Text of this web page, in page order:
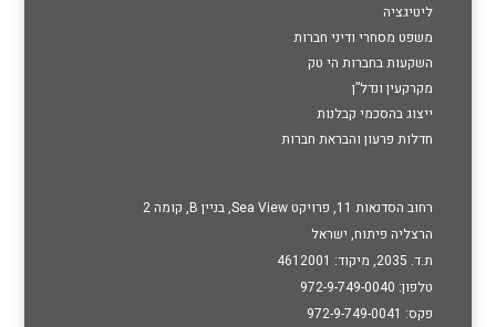
ליטיגציה
משפט מסחרי ודיני חברות
השקעות בחברות הי טק
מקרקעין ונדל”ן
ייצוג בהסכמי קבלנות
חדלות פרעון והבראת חברות
רחוב הסדנאות 11, פרויקט Sea View, בניין B, קומה 2
הרצליה פיתוח, ישראל
ת.ד. 2035, מיקוד: 4612001
טלפון: 972-9-749-0040
פקס: 972-9-749-0041